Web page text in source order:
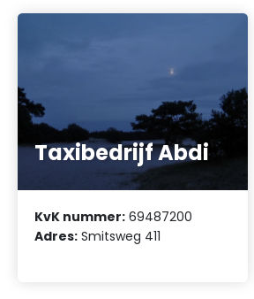
Taxibedrijf Abdi
KvK nummer: 69487200
Adres: Smitsweg 411